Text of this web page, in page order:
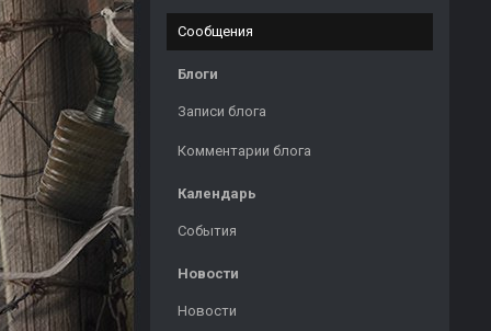
Сообщения
Блоги
Записи блога
Комментарии блога
Календарь
События
Новости
Новости